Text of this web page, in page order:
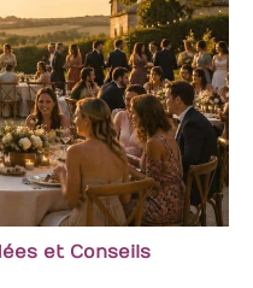
et Conseils